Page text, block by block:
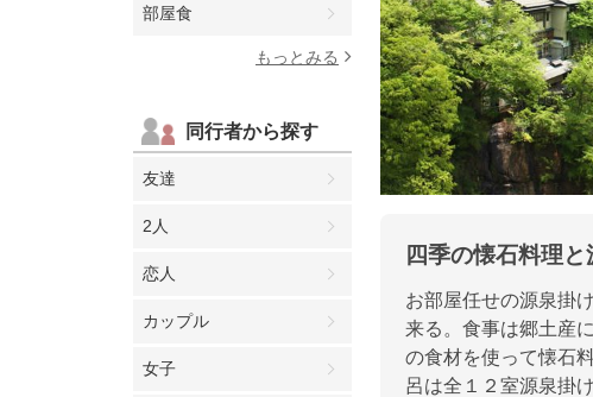
部屋食
もっとみる
同行者から探す
友達
2人
恋人
カップル
女子
四季の懐石料理
お部屋任せの源泉掛
来る。食事は郷土産
の食材を使って懐石
呂は全１２室源泉掛